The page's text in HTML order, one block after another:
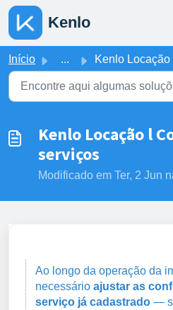
Ir para o conteúdo principal
Kenlo
Início ... Kenlo Locação l Como editar
Kenlo Locação l
serviços
Modificado em Ter, 2 Jun
Ao longo da operação da
necessário ajustar as
serviço já cadastrado—